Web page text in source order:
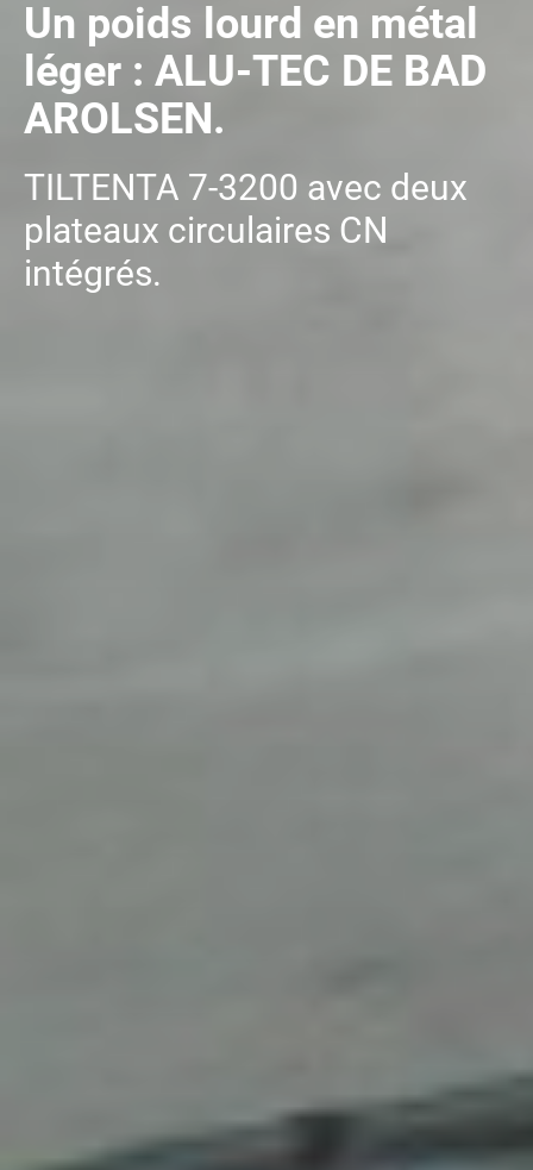
Un poids lourd en métal
léger : ALU-TEC DE BAD
AROLSEN.
TILTENTA 7-3200 avec deux
plateaux circulaires CN
intégrés.